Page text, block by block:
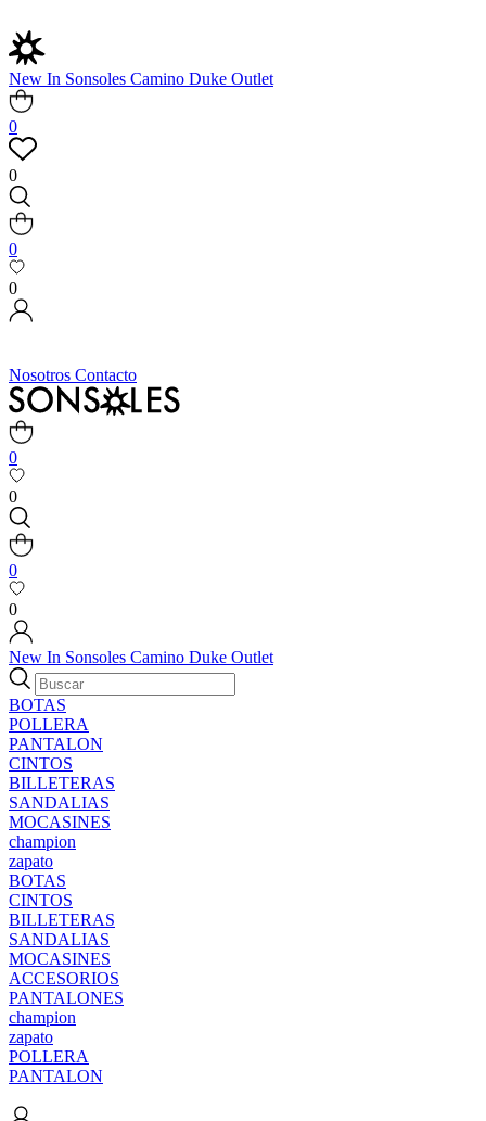
New In Sonsoles Camino Duke Outlet
0
0
0
0
Nosotros Contacto
0
0
0
0
New In Sonsoles Camino Duke Outlet
BOTAS
POLLERA
PANTALON
CINTOS
BILLETERAS
SANDALIAS
MOCASINES
champion
zapato
BOTAS
CINTOS
BILLETERAS
SANDALIAS
MOCASINES
ACCESORIOS
PANTALONES
champion
zapato
POLLERA
PANTALON